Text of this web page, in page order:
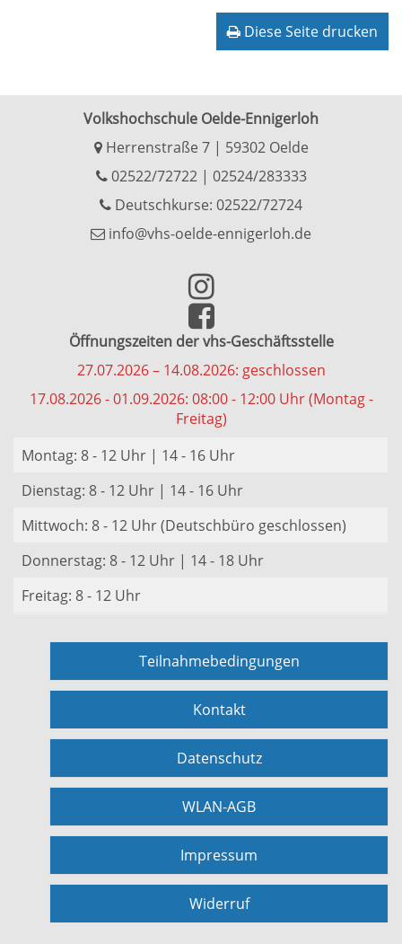
Diese Seite drucken
Volkshochschule Oelde-Ennigerloh
Herrenstraße 7 | 59302 Oelde
02522/72722| 02524/283333
Deutschkurse: 02522/72724
info@vhs-oelde-ennigerloh.de
Öffnungszeiten der vhs-Geschäftsstelle
27.07.2026 – 14.08.2026: geschlossen
17.08.2026 - 01.09.2026: 08:00 - 12:00 Uhr (Montag -
Freitag)
Montag: 8 - 12 Uhr | 14 - 16 Uhr
Dienstag: 8 - 12 Uhr | 14 - 16 Uhr
Mittwoch: 8 - 12 Uhr (Deutschbüro geschlossen)
Donnerstag: 8 - 12 Uhr | 14 - 18 Uhr
Freitag: 8 - 12 Uhr
Teilnahmebedingungen
Kontakt
Datenschutz
WLAN-AGB
Impressum
Widerruf